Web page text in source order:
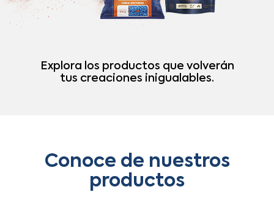
Explora los productos que volverán
tus creaciones inigualables.
Conoce de nuestros
productos